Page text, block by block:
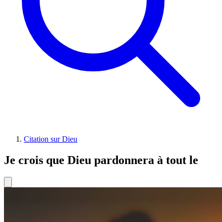
Citation sur Dieu
Je crois que Dieu pardonnera à tout le